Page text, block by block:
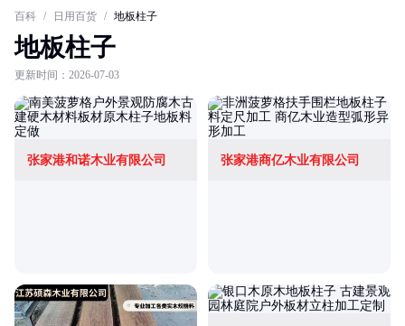
百科 / 日用百货 / 地板柱子
地板柱子
更新时间：2026-07-03
张家港和诺木业有限公司 张家港商亿木业有限公司